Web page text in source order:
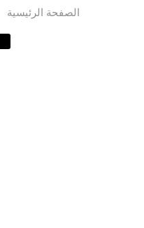
الصفحة الرئيسية